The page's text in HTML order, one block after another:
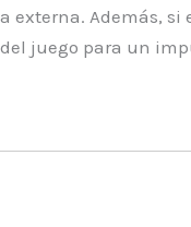
Además,
juego para un